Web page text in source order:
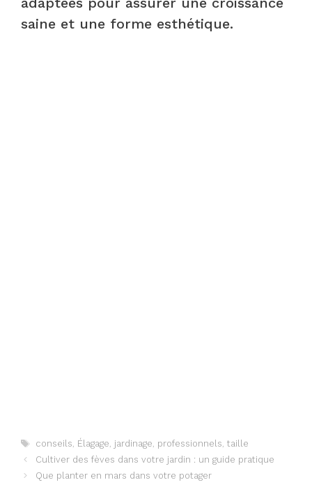
saine et une forme esthétique.
Étiquettes
conseils, Élagage, jardinage, professionnels, taille
Cultiver des fèves dans votre jardin : un guide pratique
Que planter en mars dans votre potager